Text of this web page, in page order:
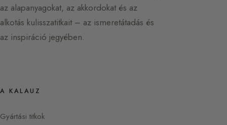
az alapanyagokat, az akkordokat és az
alkotás kulisszatitkait – az ismeretátadás és
az inspiráció jegyében.
A KALAUZ
Gyártási titkok